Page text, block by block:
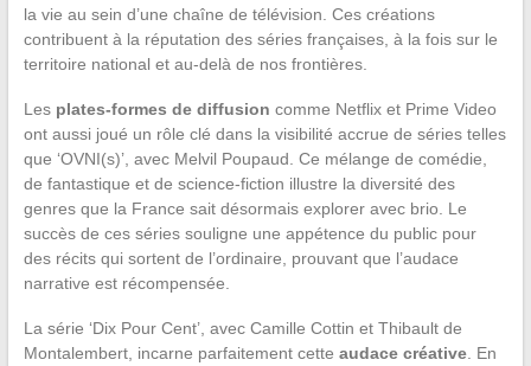
la vie au sein d’une chaîne de télévision. Ces créations
contribuent à la réputation des séries françaises, à la fois sur le
territoire national et au-delà de nos frontières.
Les plates-formes de diffusion comme Netflix et Prime Video
ont aussi joué un rôle clé dans la visibilité accrue de séries telles
que ‘OVNI(s)’, avec Melvil Poupaud. Ce mélange de comédie,
de fantastique et de science-fiction illustre la diversité des
genres que la France sait désormais explorer avec brio. Le
succès de ces séries souligne une appétence du public pour
des récits qui sortent de l’ordinaire, prouvant que l’audace
narrative est récompensée.
La série ‘Dix Pour Cent’, avec Camille Cottin et Thibault de
Montalembert, incarne parfaitement cette audace créative. En